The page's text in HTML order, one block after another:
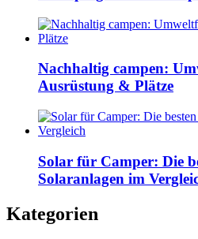
Nachhaltig campen:
Ausrüstung & Plätze
Solar für Camper: Die
Solaranlagen im
Kategorien